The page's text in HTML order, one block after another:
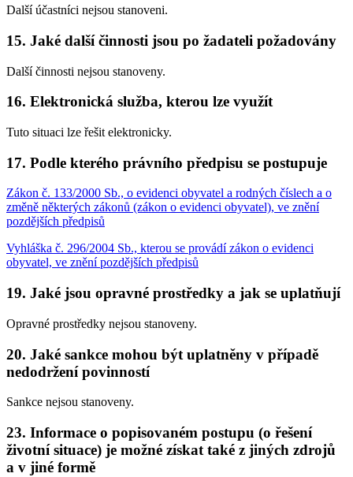
Další účastníci nejsou stanoveni.
15. Jaké další činnosti jsou po žadateli požadovány
Další činnosti nejsou stanoveny.
16. Elektronická služba, kterou lze využít
Tuto situaci lze řešit elektronicky.
17. Podle kterého právního předpisu se postupuje
Zákon č. 133/2000 Sb., o evidenci obyvatel a rodných číslech a o
změně některých zákonů (zákon o evidenci obyvatel), ve znění
pozdějších předpisů
Vyhláška č. 296/2004 Sb., kterou se provádí zákon o evidenci
obyvatel, ve znění pozdějších předpisů
19. Jaké jsou opravné prostředky a jak se uplatňují
Opravné prostředky nejsou stanoveny.
20. Jaké sankce mohou být uplatněny v případě
nedodržení povinností
Sankce nejsou stanoveny.
23. Informace o popisovaném postupu (o řešení
životní situace) je možné získat také z jiných zdrojů
a v jiné formě